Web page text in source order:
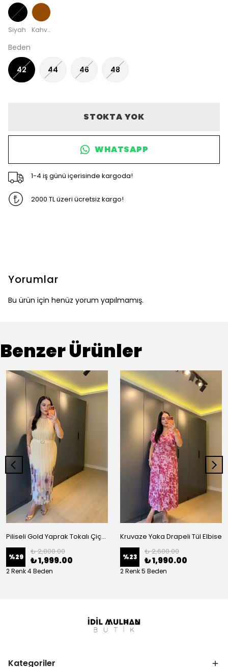
Siyah Kahverengi
Beden
42 44 46 48
STOKTA YOK
WHATSAPP
1-4 iş günü içerisinde kargoda!
2000 TL üzeri ücretsiz kargo!
Yorumlar
Bu ürün için henüz yorum yapılmamış.
Benzer Ürünler
Piliseli Gold Yaprak Tokalı Çiçek Desenli Elbise
%29
₺ 2,800.00
₺ 1,999.00
2 Renk 4 Beden
Kruvaze Yaka Drapeli Tül Elbise
%23
₺ 2,600.00
₺ 1,990.00
2 Renk 5 Beden
Kategoriler